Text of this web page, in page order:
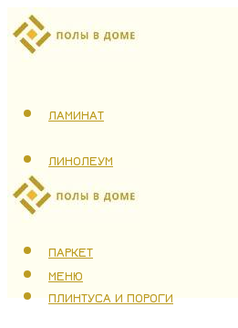
ЛАМИНАТ
ЛИНОЛЕУМ
ТЕПЛЫЙ ПОЛ
ПАРКЕТ
ПЛИНТУСА И ПОРОГИ
МЕНЮ